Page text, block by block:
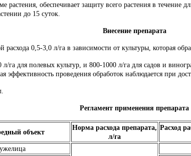
растения, обеспечивает защиту всего растения в течение
до 15 суток.
Внесение препарата
0,5-3,0 л/га в зависимости от культуры, которая
л/га для полевых культур, и 800-1000 л/га для садов и
эффективность проведения обработок наблюдается при
Регламент применения препарата
объект
Норма расхода препарата,
л/га
Расход